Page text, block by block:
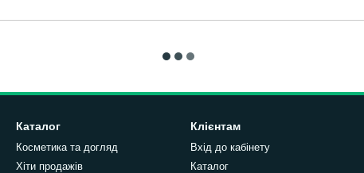
Каталог
Косметика та догляд
Хіти продажів
Клієнтам
Вхід до кабінету
Каталог